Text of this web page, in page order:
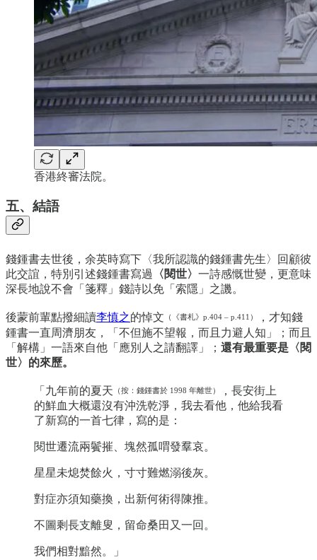
香港終審法院。
五、結語
錢鍾書去世後，余英時寫下〈我所認識的錢鍾書先生〉回顧彼
此交誼，特別引述錢鍾書寫過
〈閱世〉 一詩感慨世變，更意味
深長地說不會「箋釋」錢詩以免「索隱」之譏。
後蒙前輩點撥細讀李慎之的悼文 （《書札》p.404 – p.411）
，才知錢
鍾書一直周濟朋友，「不但施不望報，而且力避人知」；而且
「解構」一語來自他「應別人之請翻譯」； 還有最重要是〈閱
世〉的來歷。
「九年前的夏天 （按：錢鍾書於 1998 年離世）
，長安街上
的鮮血大概還沒有沖洗乾淨，我去看他，他給我看
了新寫的一首七律，寫的是：
閱世遷流兩鬢摧、塊然孤喟發羣哀。
星星未熄焚餘火，寸寸難燃溺後灰。
對症亦須知藥換，出新何術得陳推。
不圖剩長支離叟，留命桑田又一回。
我們相對黯然。」